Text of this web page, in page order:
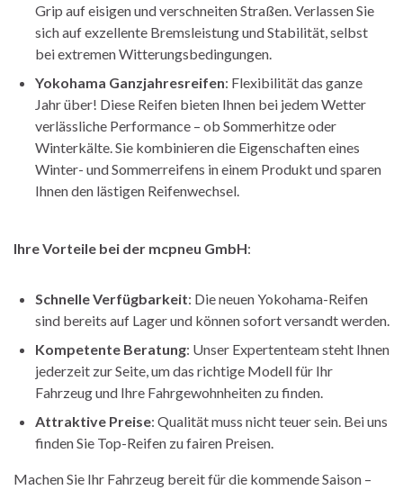
Grip auf eisigen und verschneiten Straßen. Verlassen Sie
sich auf exzellente Bremsleistung und Stabilität, selbst
bei extremen Witterungsbedingungen.
Yokohama Ganzjahresreifen: Flexibilität das ganze
Jahr über! Diese Reifen bieten Ihnen bei jedem Wetter
verlässliche Performance – ob Sommerhitze oder
Winterkälte. Sie kombinieren die Eigenschaften eines
Winter- und Sommerreifens in einem Produkt und sparen
Ihnen den lästigen Reifenwechsel.
Ihre Vorteile bei der mcpneu GmbH:
Schnelle Verfügbarkeit: Die neuen Yokohama-Reifen
sind bereits auf Lager und können sofort versandt werden.
Kompetente Beratung: Unser Expertenteam steht Ihnen
jederzeit zur Seite, um das richtige Modell für Ihr
Fahrzeug und Ihre Fahrgewohnheiten zu finden.
Attraktive Preise: Qualität muss nicht teuer sein. Bei uns
finden Sie Top-Reifen zu fairen Preisen.
Machen Sie Ihr Fahrzeug bereit für die kommende Saison –